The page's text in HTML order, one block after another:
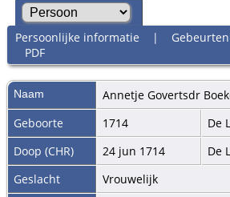
Persoonlijke informatie |
PDF
Naam Annetje Govertsdr
Geboorte
1714
De
Doop (CHR)
24 jun 1714
De
Geslacht
Vrouwelijk